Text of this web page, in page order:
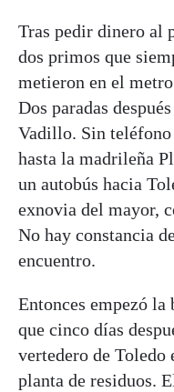
Tras pedir dinero al
dos primos que
metieron en el
Dos paradas
Vadillo. Sin
hasta la madrileña
un autobús hacia
exnovia del mayor,
No hay constancia
encuentro.
Entonces empezó la
que cinco días
vertedero de Toledo
planta de residuos.